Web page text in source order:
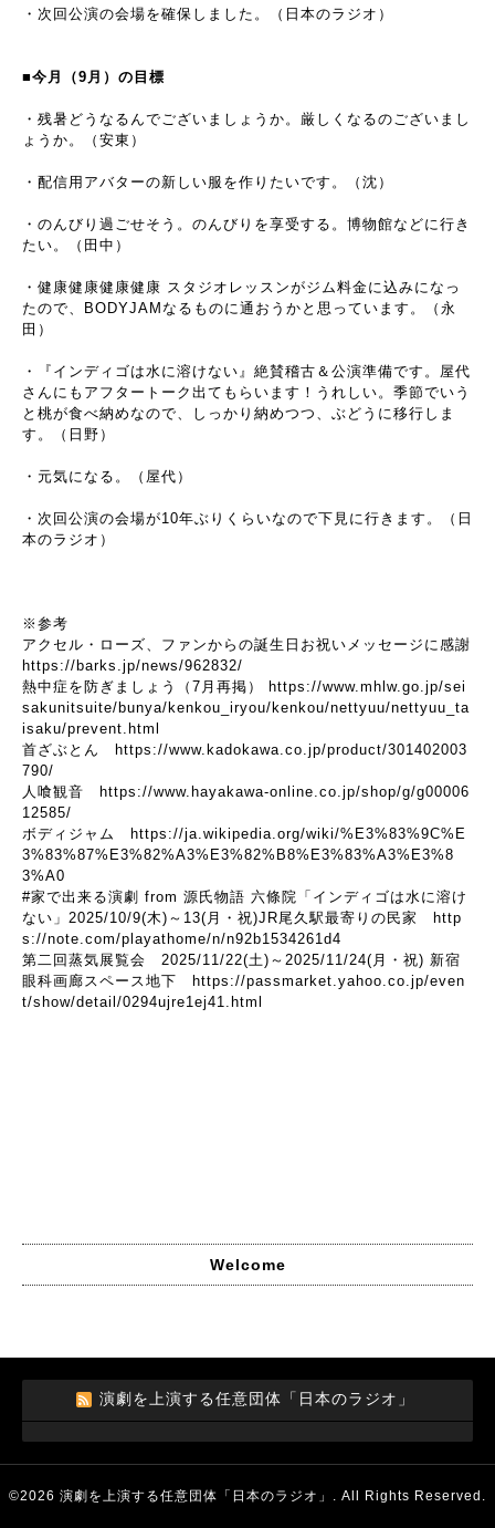
・次回公演の会場を確保しました。（日本のラジオ）
■今月（9月）の目標
・残暑どうなるんでございましょうか。厳しくなるのございまし
ょうか。（安東）
・配信用アバターの新しい服を作りたいです。（沈）
・のんびり過ごせそう。のんびりを享受する。博物館などに行き
たい。（田中）
・健康健康健康健康 スタジオレッスンがジム料金に込みになっ
たので、BODYJAMなるものに通おうかと思っています。（永
田）
・『インディゴは水に溶けない』絶賛稽古＆公演準備です。屋代
さんにもアフタートーク出てもらいます！うれしい。季節でいう
と桃が食べ納めなので、しっかり納めつつ、ぶどうに移行しま
す。（日野）
・元気になる。（屋代）
・次回公演の会場が10年ぶりくらいなので下見に行きます。（日
本のラジオ）
※参考
アクセル・ローズ、ファンからの誕生日お祝いメッセージに感謝
https://barks.jp/news/962832/
熱中症を防ぎましょう（7月再掲） https://www.mhlw.go.jp/sei
sakunitsuite/bunya/kenkou_iryou/kenkou/nettyuu/nettyuu_ta
isaku/prevent.html
首ざぶとん https://www.kadokawa.co.jp/product/301402003
790/
人喰観音 https://www.hayakawa-online.co.jp/shop/g/g00006
12585/
ボディジャム https://ja.wikipedia.org/wiki/%E3%83%9C%E
3%83%87%E3%82%A3%E3%82%B8%E3%83%A3%E3%8
3%A0
#家で出来る演劇 from 源氏物語 六條院「インディゴは水に溶け
ない」2025/10/9(木)～13(月・祝)JR尾久駅最寄りの民家 http
s://note.com/playathome/n/n92b1534261d4
第二回蒸気展覧会 2025/11/22(土)～2025/11/24(月・祝) 新宿
眼科画廊スペース地下 https://passmarket.yahoo.co.jp/even
t/show/detail/0294ujre1ej41.html
Welcome
演劇を上演する任意団体「日本のラジオ」
©2026 演劇を上演する任意団体「日本のラジオ」 . All Rights Reserved.